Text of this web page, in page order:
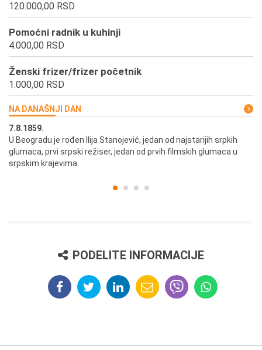
120.000,00 RSD
Pomoćni radnik u kuhinji
4.000,00 RSD
Ženski frizer/frizer početnik
1.000,00 RSD
NA DANAŠNJI DAN
7.8.1859.
U Beogradu je rođen Ilija Stanojević, jedan od najstarijih srpkih
glumaca, prvi srpski režiser, jedan od prvih filmskih glumaca u
srpskim krajevima.
PODELITE INFORMACIJE